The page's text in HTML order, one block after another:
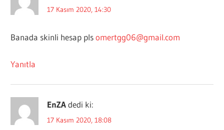
17 Kasım 2020, 14:30
Banada skinli hesap plsomertgg06@gmail.com
Yanıtla
EnZA dedi ki:
17 Kasım 2020, 18:08